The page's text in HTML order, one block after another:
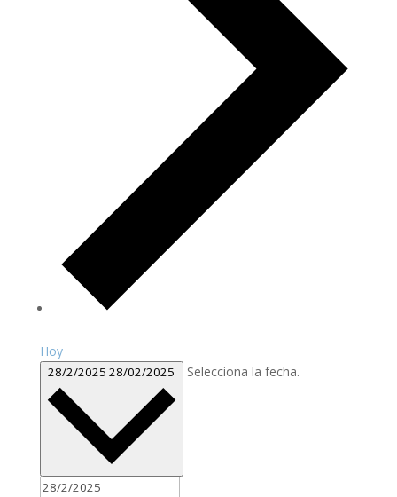
Hoy
28/2/202528/02/2025 Selecciona la fecha.